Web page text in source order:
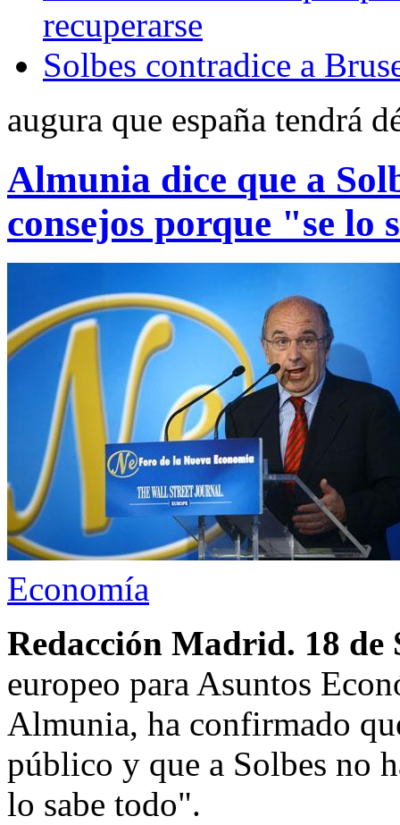
recuperarse
Solbes contradice a
augura que españa tendrá
Almunia dice que a
consejos porque "se lo
Economía
Redacción Madrid. 18 de
europeo para Asuntos
Almunia, ha confirmado
público y que a Solbes no
lo sabe todo".